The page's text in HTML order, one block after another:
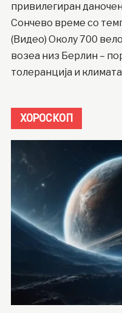
привилегиран
Сончево време со
(Видео) Околу 700
возеа низ Берлин –
толеранција и климата
ХОРОСКОП